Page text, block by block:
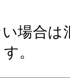
場合
。